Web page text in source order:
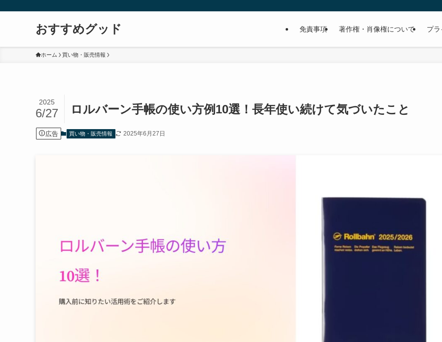
おすすめグッド 免責事項 著作権・肖像権について プ
ホーム 買い物・販売情報
ロルバーン手帳の使い方例10選！長年使い続けて気づいたこと
2025
6/27
広告 買い物・販売情報 2025年6月27日